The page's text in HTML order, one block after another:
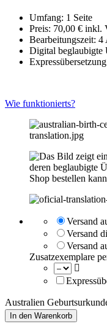
Umfang: 1 Seite
Preis: 70,00 € inkl.
Bearbeitungszeit: 4
Digital beglaubigte
Wie funktionierts?
Versand
Versand
Versand
Zusatzexemplare
Australien
In den Warenkorb